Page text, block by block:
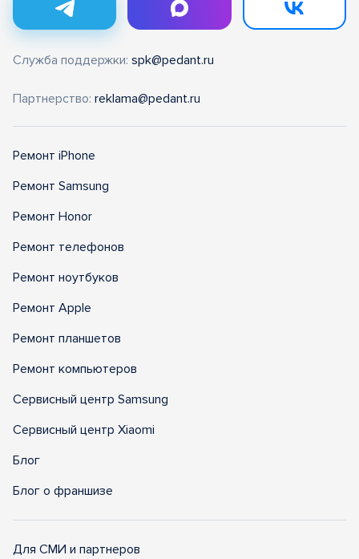
Служба поддержки: spk@pedant.ru
Партнерство: reklama@pedant.ru
Ремонт iPhone
Ремонт Samsung
Ремонт Honor
Ремонт телефонов
Ремонт ноутбуков
Ремонт Apple
Ремонт планшетов
Ремонт компьютеров
Сервисный центр Samsung
Сервисный центр Xiaomi
Блог
Блог о франшизе
Для СМИ и партнеров